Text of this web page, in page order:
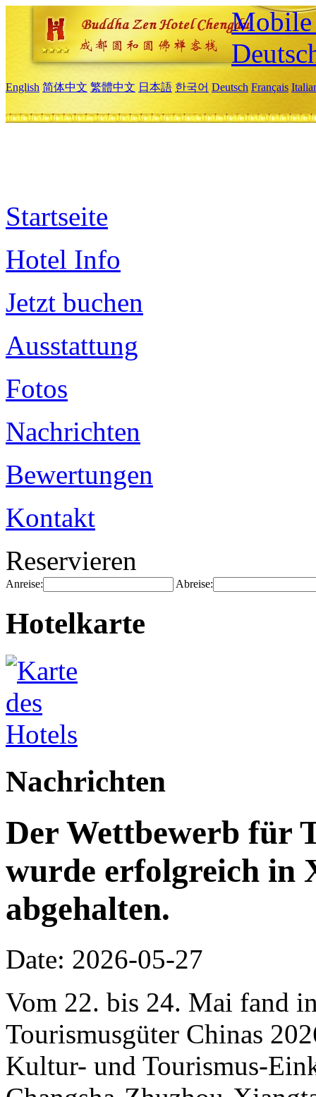
Mobile
English 简体中文 繁體中文 日本語 한국어 Deutsch Français
Startseite
Hotel Info
Jetzt buchen
Ausstattung
Fotos
Nachrichten
Bewertungen
Kontakt
Reservieren
Anreise: Abreise:
Hotelkarte
Nachrichten
Der Wettbewerb für
wurde erfolgreich in
abgehalten.
Date: 2026-05-27
Vom 22. bis 24. Mai fand
Tourismusgüter Chinas
Kultur- und Tourismus-